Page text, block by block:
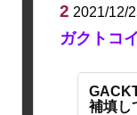
2 2021/12/
ガクトコ
補填し